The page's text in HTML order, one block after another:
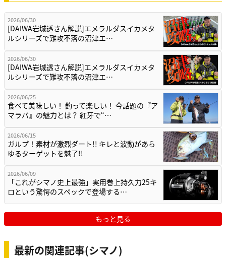
2026/06/30
[DAIWA岩城透さん解説]エメラルダスイカメタ
ルシリーズで難攻不落の沼津エ…
2026/06/30
[DAIWA岩城透さん解説]エメラルダスイカメタ
ルシリーズで難攻不落の沼津エ…
2026/06/25
食べて美味しい！ 釣って楽しい！ 今話題の『ア
マラバ』の魅力とは？ 紅牙で“…
2026/06/15
ガルプ！素材が激烈ダート!! キレと波動があら
ゆるターゲットを魅了!!
2026/06/09
「これがシマノ史上最強」実用巻上持久力25キ
ロという驚愕のスペックで登場する…
もっと見る
最新の関連記事(シマノ)